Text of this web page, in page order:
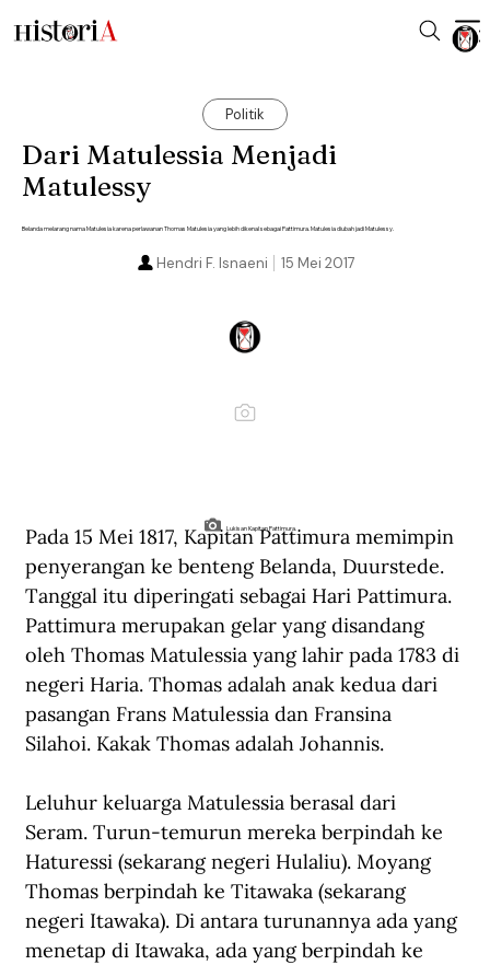
Politik
Dari Matulessia Menjadi
Matulessy
Belanda melarang nama Matulesia karena perlawanan Thomas Matulesia yang lebih dikenal sebagai Pattimura. Matulesia diubah jadi Matulessy.
15 Mei 2017
Hendri F. Isnaeni
Lukisan Kapitan Pattimura.
Pada 15 Mei 1817, Kapitan Pattimura memimpin
penyerangan ke benteng Belanda, Duurstede.
Tanggal itu diperingati sebagai Hari Pattimura.
Pattimura merupakan gelar yang disandang
oleh Thomas Matulessia yang lahir pada 1783 di
negeri Haria. Thomas adalah anak kedua dari
pasangan Frans Matulessia dan Fransina
Silahoi. Kakak Thomas adalah Johannis.
Leluhur keluarga Matulessia berasal dari
Seram. Turun-temurun mereka berpindah ke
Haturessi (sekarang negeri Hulaliu). Moyang
Thomas berpindah ke Titawaka (sekarang
negeri Itawaka). Di antara turunannya ada yang
menetap di Itawaka, ada yang berpindah ke